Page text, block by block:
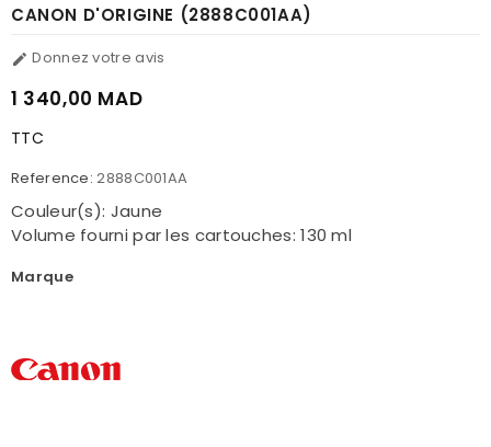
CANON D'ORIGINE (2888C001AA)
 Donnez votre avis
1 340,00 MAD
TTC
Reference: 2888C001AA
Couleur(s): Jaune
Volume fourni par les cartouches: 130 ml
Marque